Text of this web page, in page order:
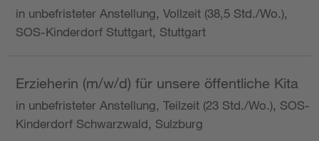
in unbefristeter Anstellung, Vollzeit (38,5 Std./Wo.),
SOS-Kinderdorf Stuttgart, Stuttgart
Erzieherin (m/w/d) für unsere öffentliche Kita
in unbefristeter Anstellung, Teilzeit (23 Std./Wo.), SOS-
Kinderdorf Schwarzwald, Sulzburg